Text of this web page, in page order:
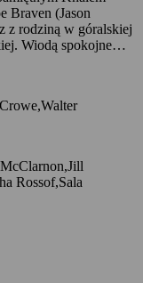
Braven (Jason
z rodziną w góralskiej
Wiodą spokojne
ich chatkę jako
aby ochronić
i życie.
Rossof,Sala